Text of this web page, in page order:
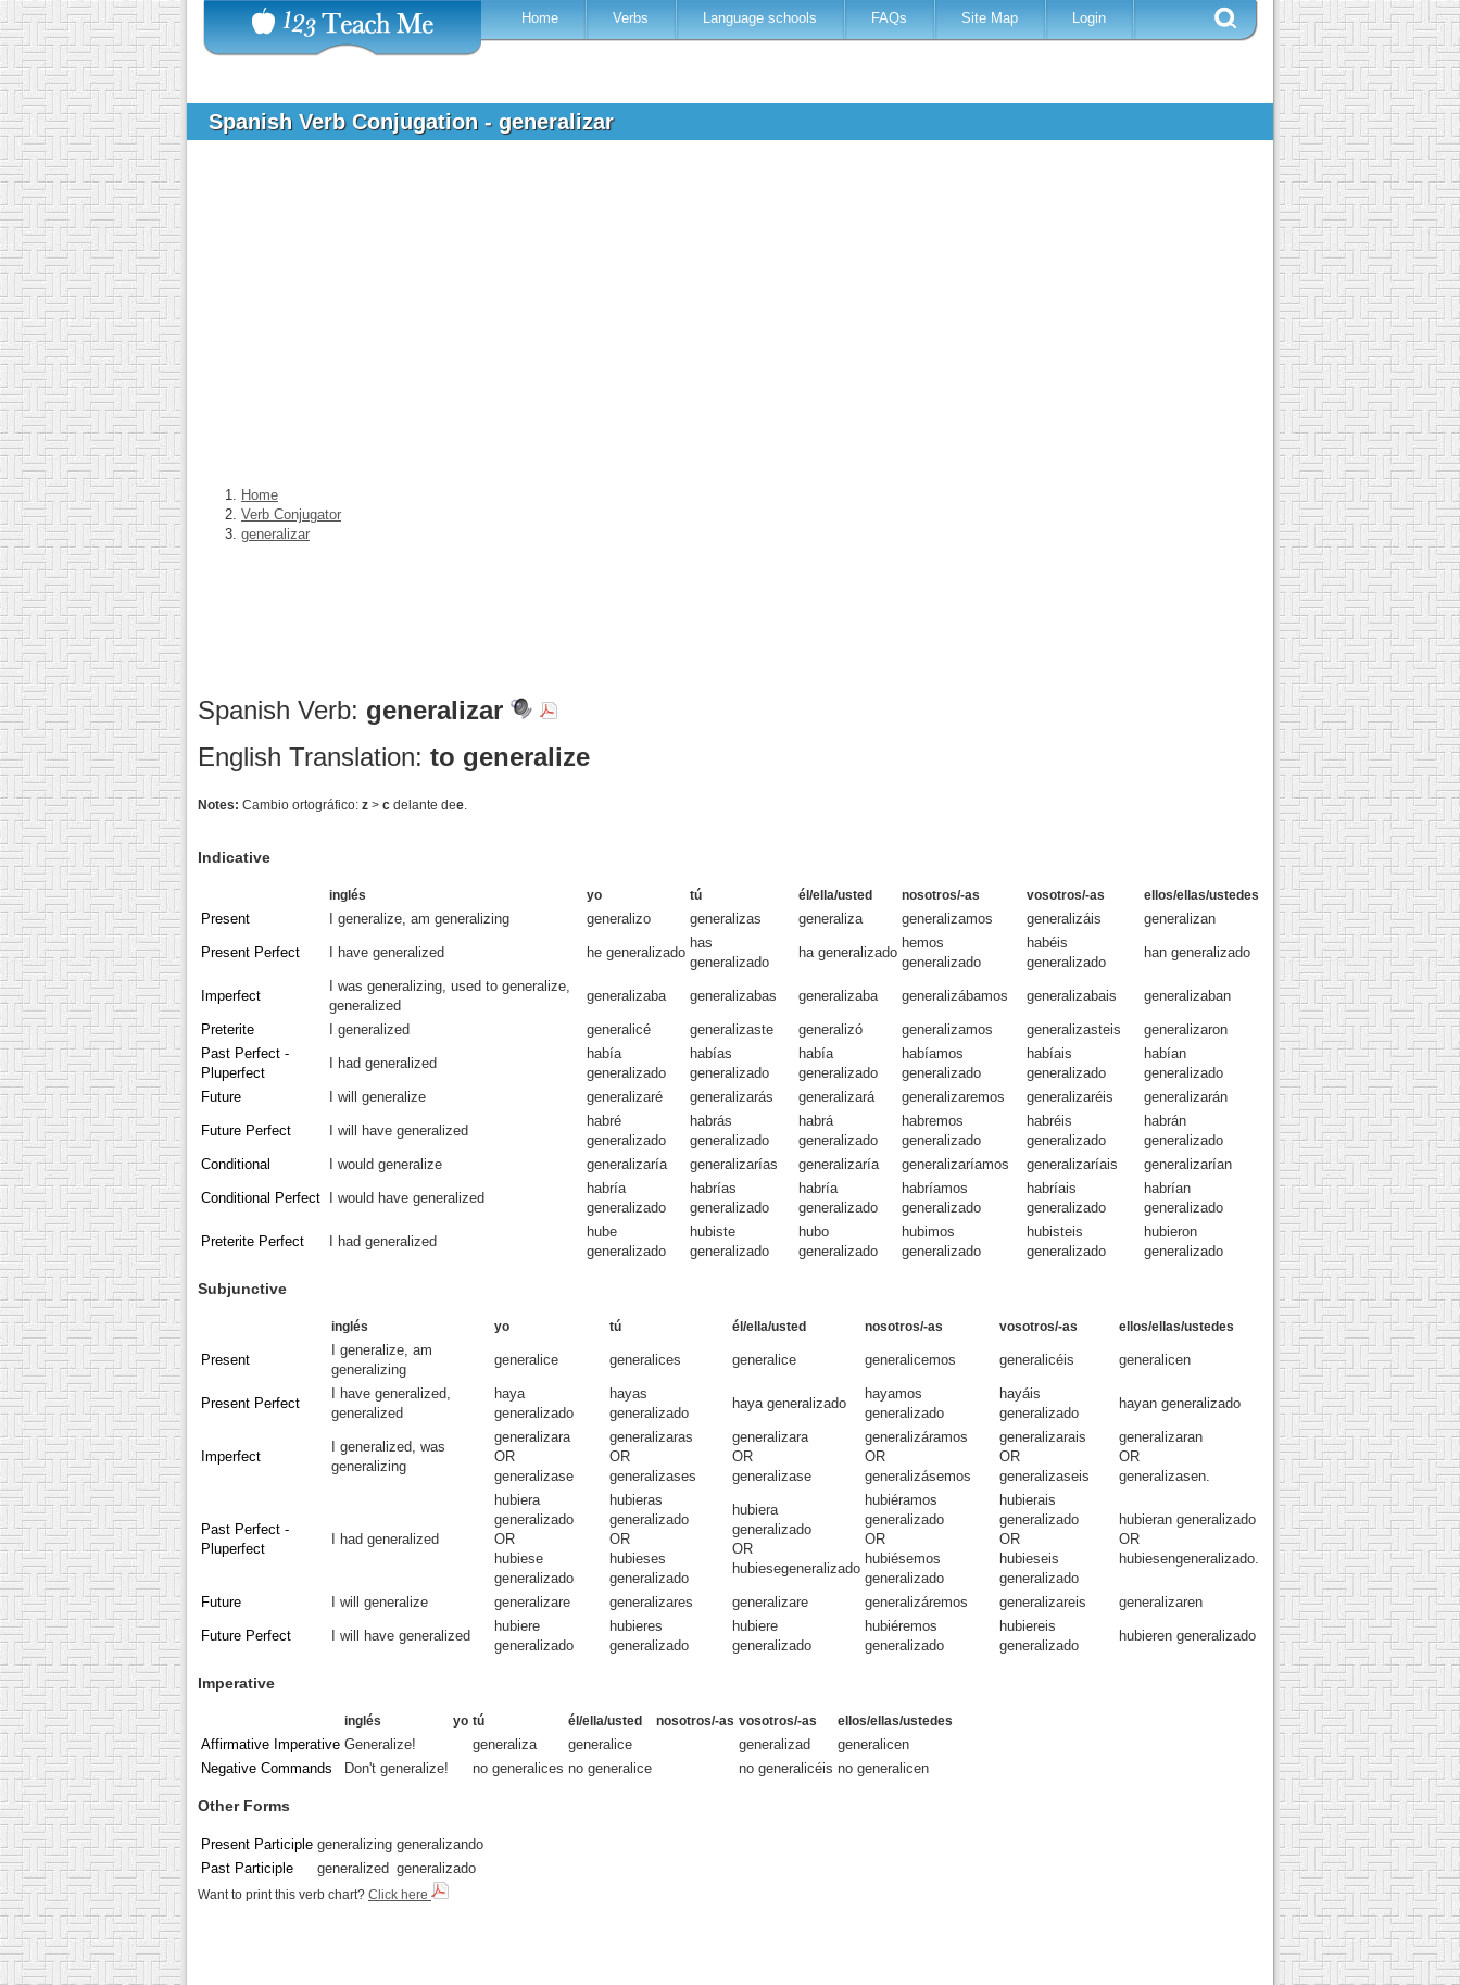
Home Verbs Language schools FAQs Site Map Login
Spanish Verb Conjugation - generalizar
Home
Verb Conjugator
generalizar
Spanish Verb: generalizar
English Translation: to generalize
Notes: Cambio ortográfico: z > c delante dee.
Indicative
inglés yo tú él/ella/usted nosotros/-as vosotros/-as ellos/ellas/ustedes
Present I generalize, am generalizing generalizo generalizas generaliza generalizamos generalizáis generalizan
Present Perfect I have generalized he generalizado
has
generalizado
ha generalizado
hemos
generalizado
habéis
generalizado
han generalizado
Imperfect
I was generalizing, used to generalize,
generalized
generalizaba generalizabas generalizaba generalizábamos generalizabais generalizaban
Preterite I generalized generalicé generalizaste generalizó generalizamos generalizasteis
generalizaron
Past Perfect -
Pluperfect
I had generalized
había
generalizado
habías
generalizado
había
generalizado
habíamos
generalizado
habíais
generalizado
habían
generalizado
Future
I will generalize generalizaré generalizarás generalizará generalizaremos generalizaréis generalizarán
Future Perfect I will have generalized
habré
generalizado
habrás
generalizado
habrá
generalizado
habremos
generalizado
habréis
generalizado
habrán
generalizado
Conditional
I would generalize generalizaría generalizarías generalizaría generalizaríamos generalizaríais generalizarían
Conditional Perfect I would have generalized
habría
generalizado
habrías
generalizado
habría
generalizado
habríamos
generalizado
habríais
generalizado
habrían
generalizado
Preterite Perfect I had generalized
hube
generalizado
hubiste
generalizado
hubo
generalizado
hubimos
generalizado
hubisteis
generalizado
hubieron
generalizado
Subjunctive
inglés yo tú él/ella/usted nosotros/-as vosotros/-as ellos/ellas/ustedes
Present
I generalize, am
generalizing
generalice generalices generalice generalicemos generalicéis generalicen
Present Perfect
I have generalized,
generalized
haya
generalizado
hayas
generalizado
haya generalizado
hayamos
generalizado
hayáis
generalizado
hayan generalizado
Imperfect
I generalized, was
generalizing
generalizara
OR
generalizase
generalizaras
OR
generalizases
generalizara
OR
generalizase
generalizáramos
OR
generalizásemos
generalizarais
OR
generalizaseis
generalizaran
OR
generalizasen.
Past Perfect -
Pluperfect
I had generalized
hubiera
generalizado
OR
hubiese
generalizado
hubieras
generalizado
OR
hubieses
generalizado
hubiera
generalizado
OR
hubiesegeneralizado
hubiéramos
generalizado
OR
hubiésemos
generalizado
hubierais
generalizado
OR
hubieseis
generalizado
hubieran generalizado
OR
hubiesengeneralizado.
Future I will generalize generalizare generalizares generalizare generalizáremos generalizareis generalizaren
Future Perfect I will have generalized
hubiere
generalizado
hubieres
generalizado
hubiere
generalizado
hubiéremos
generalizado
hubiereis
generalizado
hubieren generalizado
Imperative
inglés yo tú él/ella/usted nosotros/-as vosotros/-as ellos/ellas/ustedes
Affirmative Imperative Generalize! generaliza generalice generalizad
generalicen
Negative Commands
Don't generalize! no generalices no generalice no generalicéis no generalicen
Other Forms
Present Participle generalizing generalizando
Past Participle
generalized generalizado
Want to print this verb chart? Click here